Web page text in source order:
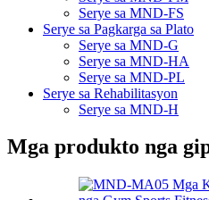
Serye sa MND-FS
Serye sa Pagkarga sa Plato
Serye sa MND-G
Serye sa MND-HA
Serye sa MND-PL
Serye sa Rehabilitasyon
Serye sa MND-H
Mga produkto nga